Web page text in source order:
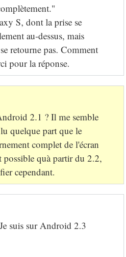
S, dont la prise se
au-dessus, mais
retourne pas. Comment
pour la réponse.
2.1 ? Il me semble
quelque part que le
complet de l'écran
possible quà partir du 2.2,
cependant.
Je suis sur Android 2.3